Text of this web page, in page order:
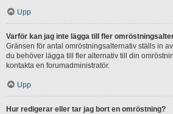
Upp
Varför kan jag inte lägga till fler
Gränsen för antal omröstningsalternativ ställs in
du behöver lägga till fler alternativ till din
kontakta en forumadministratör.
Upp
Hur redigerar eller tar jag bort en omröstning?